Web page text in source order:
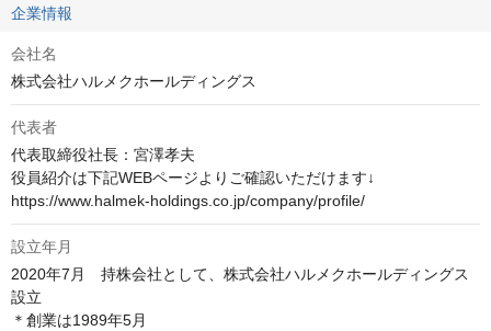
企業情報
会社名
株式会社ハルメクホールディングス
代表者
代表取締役社長：宮澤孝夫
役員紹介は下記WEBページよりご確認いただけます↓
https://www.halmek-holdings.co.jp/company/profile/
設立年月
2020年7月　持株会社として、株式会社ハルメクホールディングス
設立
＊創業は1989年5月